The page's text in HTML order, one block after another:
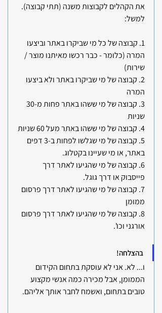
את הקהלים לקבוצות משנה (תתי קבוצה).
למשל:
1. קבוצה של כל מי שביקרו באתר וביצעו
המרה (כלומר - כבר רכשו מאיתנו מוצר /
שירות)
2. קבוצה של מי שביקרו באתר ולא ביצעו
המרה
שניות
4. קבוצה של מי ששהו באתר מעל 60 שניות
5. קבוצה של מי שגלשו לפחות ב-3 דפים
באתר, או מי שעיינו בקטלוג.
6. קבוצה של מי שהגיעו לאתר דרך
פייסבוק או דרך גוגל.
7. קבוצה של מי שהגיעו לאתר דרך פרסום
ממומן
8. קבוצה של מי שהגיעו לאתר דרך פרסום
אורגני וכו'.
בהצלחה!
ו... לא. אני לא עוסקת בתחום הקידום
הממומן, אבל מכירה כמה אנשי מקצוע
טובים בתחום, ואשמח לחבר אותך אליהם.